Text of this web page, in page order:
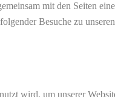
mit den Seiten
Besuche zu
wird, um unserer